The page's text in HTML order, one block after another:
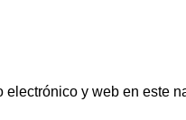
electrónico y web en este